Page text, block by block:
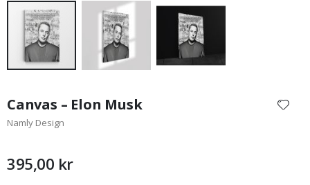
början
av
Canvas – Elon Musk
Namly Design
395,00 kr